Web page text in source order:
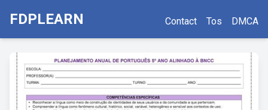
FDPLEARN Contact Tos DMCA